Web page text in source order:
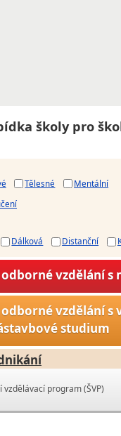
školy pro
Tělesné
Mentální
Dálková Distanční
vzdělání s
vzdělání s
studium
program (ŠVP)